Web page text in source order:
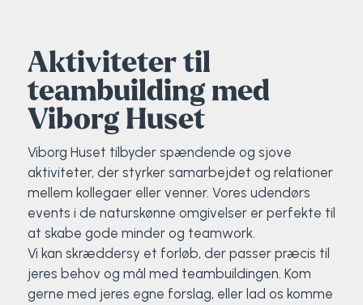
Aktiviteter til
teambuilding med
Viborg Huset
Viborg Huset tilbyder spændende og sjove
aktiviteter, der styrker samarbejdet og relationer
mellem kollegaer eller venner. Vores udendørs
events i de naturskønne omgivelser er perfekte til
at skabe gode minder og teamwork.
Vi kan skræddersy et forløb, der passer præcis til
jeres behov og mål med teambuildingen. Kom
gerne med jeres egne forslag, eller lad os komme
Pardans
Rytmisk gymnastik
Ski & snowboard
Spring
Styrketræning
Surf